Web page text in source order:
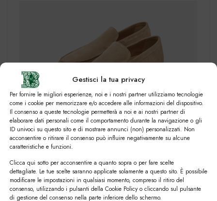
Gestisci la tua privacy
Per fornire le migliori esperienze, noi e i nostri partner utilizziamo tecnologie
come i cookie per memorizzare e/o accedere alle informazioni del dispositivo.
Il consenso a queste tecnologie permetterà a noi e ai nostri partner di
elaborare dati personali come il comportamento durante la navigazione o gli
ID univoci su questo sito e di mostrare annunci (non) personalizzati. Non
acconsentire o ritirare il consenso può influire negativamente su alcune
caratteristiche e funzioni.
Clicca qui sotto per acconsentire a quanto sopra o per fare scelte
dettagliate. Le tue scelte saranno applicate solamente a questo sito. È possibile
modificare le impostazioni in qualsiasi momento, compreso il ritiro del
consenso, utilizzando i pulsanti della Cookie Policy o cliccando sul pulsante
di gestione del consenso nella parte inferiore dello schermo.
Mocassini slip on per la primavera estate:
materiali e nuance leggere
Nei mesi caldi, il comfort diventa una priorità per i
nostri piedi accaldati. Ecco perché i mocassini slip
on in camoscio con suola in gomma sono tra le